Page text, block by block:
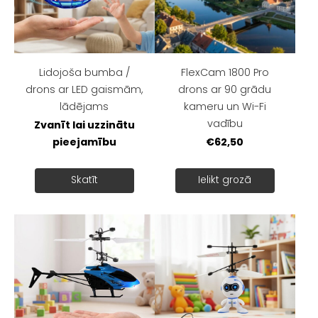
Lidojoša bumba /
drons ar LED gaismām,
lādējams
Zvanīt lai uzzinātu
pieejamību
Skatīt
FlexCam 1800 Pro
drons ar 90 grādu
kameru un Wi-Fi
vadību
€62,50
Ielikt grozā